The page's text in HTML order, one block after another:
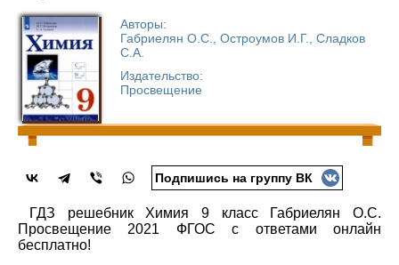
Авторы:
Габриелян О.С., Остроумов И.Г., Сладков
С.А.
Издательство:
Просвещение
Подпишись на группу ВК
ГДЗ решебник Химия 9 класс Габриелян О.С.
Просвещение 2021 ФГОС с ответами онлайн
бесплатно!